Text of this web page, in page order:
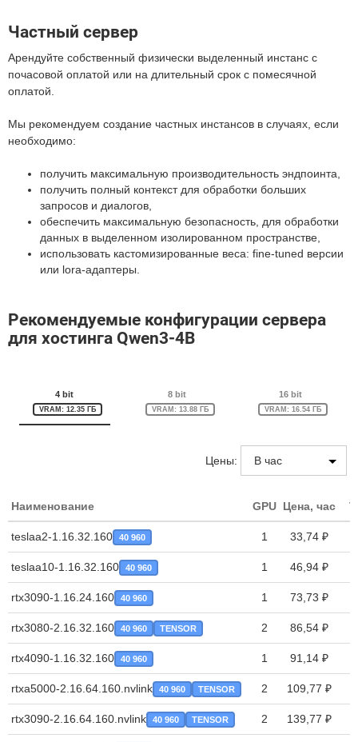
Частный сервер
Арендуйте собственный физически выделенный инстанс с
почасовой оплатой или на длительный срок с помесячной
оплатой.
Мы рекомендуем создание частных инстансов в случаях, если
необходимо:
получить максимальную производительность эндпоинта,
получить полный контекст для обработки больших
запросов и диалогов,
обеспечить максимальную безопасность, для обработки
данных в выделенном изолированном пространстве,
использовать кастомизированные веса: fine-tuned версии
или lora-адаптеры.
Рекомендуемые конфигурации сервера
для хостинга Qwen3-4B
4 bit
VRAM: 12.35 ГБ
8 bit
VRAM: 13.88 ГБ
16 bit
VRAM: 16.54 ГБ
Цены:
Наименование GPU Цена, час
teslaa2-1.16.32.160 40 960 1 33,74 ₽
teslaa10-1.16.32.160 40 960 1 46,94 ₽
rtx3090-1.16.24.160 40 960 1 73,73 ₽
rtx3080-2.16.32.160 40 960 TENSOR 2 86,54 ₽
rtx4090-1.16.32.160 40 960 1 91,14 ₽
rtxa5000-2.16.64.160.nvlink 40 960 TENSOR 2 109,77 ₽
rtx3090-2.16.64.160.nvlink 40 960 TENSOR 2 139,77 ₽